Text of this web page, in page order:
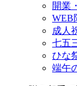
開業
WEB
成人
七五
ひな
端午